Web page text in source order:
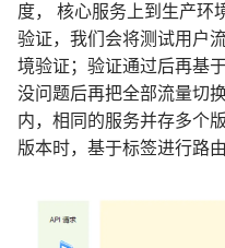
度， 核心服务上到生产环
验证，我们会将测试用户
境验证；验证通过后再基
没问题后再把全部流量切
内，相同的服务并存多个
版本时，基于标签进行路由